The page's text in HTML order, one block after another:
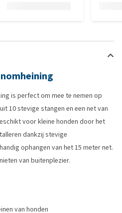
is perfect om mee te nemen op
10 stevige stangen en een net van
voor kleine honden door het
dankzij stevige
ophangen van het 15 meter net.
van buitenplezier.
van honden